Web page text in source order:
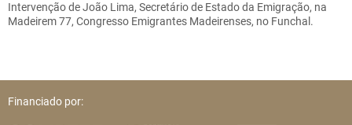
Intervenção de João Lima, Secretário de Estado da Emigração, na
Madeirem 77, Congresso Emigrantes Madeirenses, no Funchal.
Financiado por: